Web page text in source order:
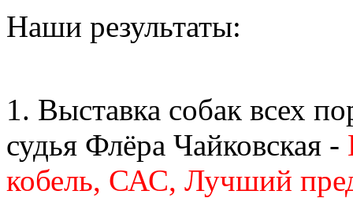
Наши результаты:
1. Выставка собак
судья Флёра Чайковская -
кобель, САС, Лучший